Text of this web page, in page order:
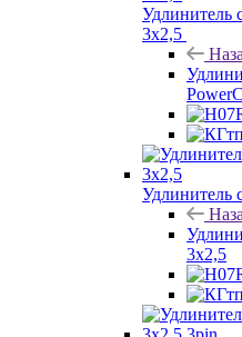
Удлинитель
3х2,5
Удлинитель
3х2,5